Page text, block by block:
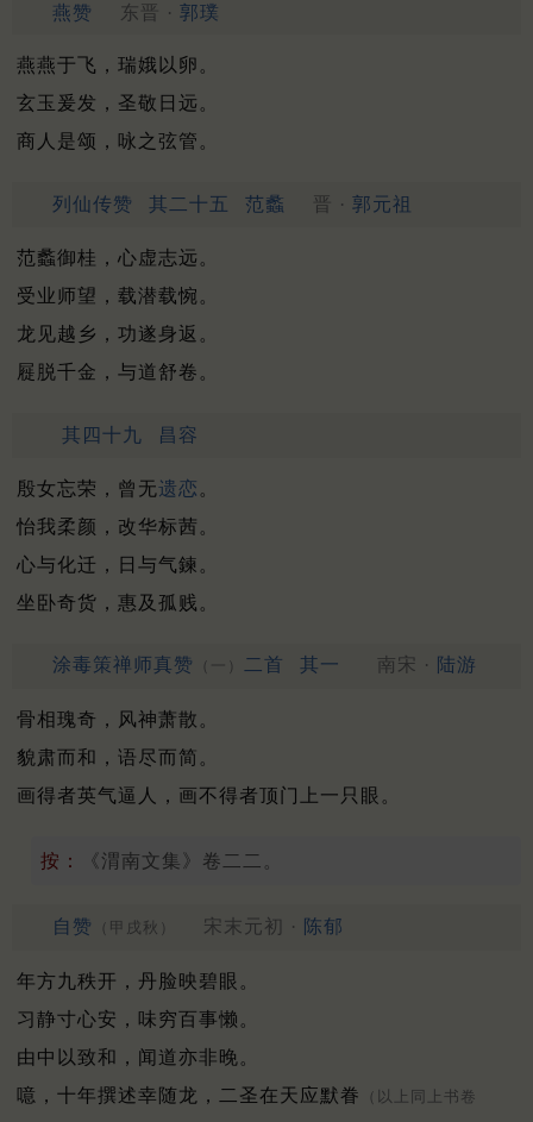
燕赞 东晋 · 郭璞
燕燕于飞，瑞娥以卵。
玄玉爰发，圣敬日远。
商人是颂，咏之弦管。
列仙传赞 其二十五 范蠡 晋 · 郭元祖
范蠡御桂，心虚志远。
受业师望，载潜载惋。
龙见越乡，功遂身返。
屣脱千金，与道舒卷。
其四十九 昌容
殷女忘荣，曾无遗恋 。
怡我柔颜，改华标茜。
心与化迁，日与气鍊。
坐卧奇货，惠及孤贱。
涂毒策禅师真赞 （一） 二首 其一 南宋 · 陆游
骨相瑰奇，风神萧散。
貌肃而和，语尽而简。
画得者英气逼人，画不得者顶门上一只眼。
按： 《渭南文集》卷二二。
自赞 （甲戌秋） 宋末元初 · 陈郁
年方九秩开，丹脸映碧眼。
习静寸心安，味穷百事懒。
由中以致和，闻道亦非晚。
噫，十年撰述幸随龙，二圣在天应默眷
（以上同上书卷